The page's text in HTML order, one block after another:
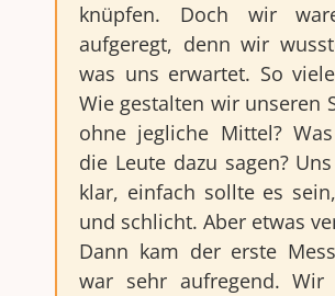
knüpfen. Doch wir
aufgeregt, denn wir
was uns erwartet. So
Wie gestalten wir unseren
ohne jegliche Mittel?
die Leute dazu sagen?
klar, einfach sollte es
und schlicht. Aber etwas
Dann kam der erste
war sehr aufregend. Wir